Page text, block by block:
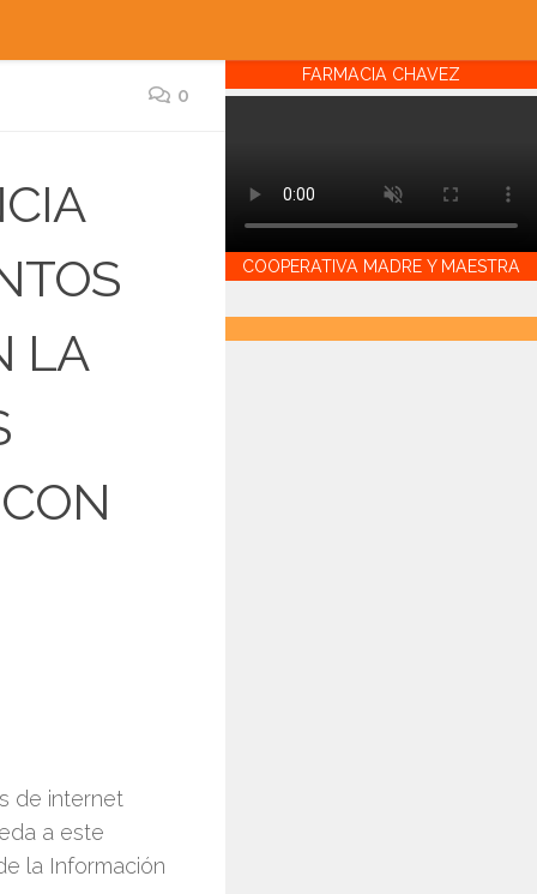
0
LA
de internet
a este
la Información
FARMACIA CHAVEZ
COOPERATIVA MADRE Y MAESTRA